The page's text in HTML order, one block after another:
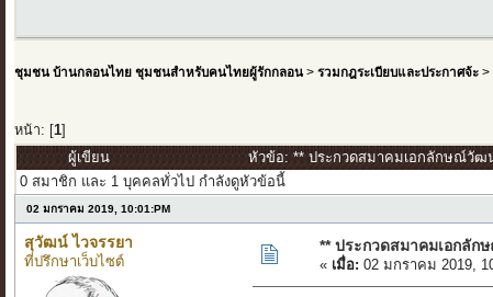
ชุมชน บ้านกลอนไทย ชุมชนสำหรับคนไทยผู้รักกลอน >รวมกฎระเบียบและประกาศจ้ะ >
หน้า: [1
ผู้เขียน
หัวข้อ: ** ประกวดสมาคมเอกลักษณ์วัฒ
0 สมาชิก และ 1 บุคคลทั่วไป กำลังดูหัวข้อนี้
02 มกราคม 2019, 10:01:PM
สุวัฒน์ ไวจรรยา
ที่ปรึกษาเว็บไซต์
** ประกวดสมาคมเอกลัก
« เมื่อ: 02 มกราคม 2019,